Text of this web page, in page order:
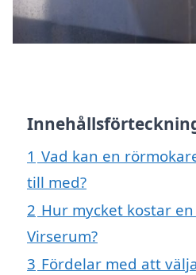
1 Vad kan en
till med?
2 Hur mycket kostar
Virserum?
3 Fördelar med att